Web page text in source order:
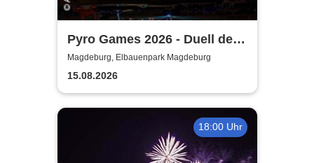
Pyro Games 2026 - Duell der
Feuerwerker
Magdeburg, Elbauenpark Magdeburg
15.08.2026
18:00 Uhr